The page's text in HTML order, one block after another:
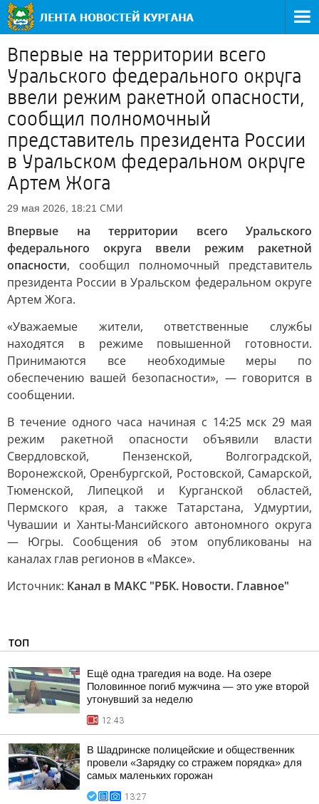
Впервые на территории всего
Уральского федерального округа
ввели режим ракетной опасности,
сообщил полномочный
представитель президента России
в Уральском федеральном округе
Артем Жога
29 мая 2026, 18:21 СМИ
Впервые на территории всего Уральского
федерального округа ввели режим ракетной
опасности, сообщил полномочный представитель
президента России в Уральском федеральном округе
Артем Жога.
«Уважаемые жители, ответственные службы
находятся в режиме повышенной готовности.
Принимаются все необходимые меры по
обеспечению вашей безопасности», — говорится в
сообщении.
В течение одного часа начиная с 14:25 мск 29 мая
режим ракетной опасности объявили власти
Свердловской, Пензенской, Волгоградской,
Воронежской, Оренбургской, Ростовской, Самарской,
Тюменской, Липецкой и Курганской областей,
Пермского края, а также Татарстана, Удмуртии,
Чувашии и Ханты-Мансийского автономного округа
— Югры. Сообщения об этом опубликованы на
каналах глав регионов в «Максе».
Источник: Канал в МАКС "РБК. Новости. Главное"
ТОП
Ещё одна трагедия на воде. На озере
Половинное погиб мужчина — это уже второй
утонувший за неделю
12:43
В Шадринске полицейские и общественник
провели «Зарядку со стражем порядка» для
самых маленьких горожан
13:27